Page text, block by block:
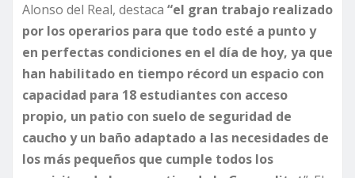
Alonso del Real, destaca “el gran trabajo realizado
por los operarios para que todo esté a punto y
en perfectas condiciones en el día de hoy, ya que
han habilitado en tiempo récord un espacio con
capacidad para 18 estudiantes con acceso
propio, un patio con suelo de seguridad de
caucho y un baño adaptado a las necesidades de
los más pequeños que cumple todos los